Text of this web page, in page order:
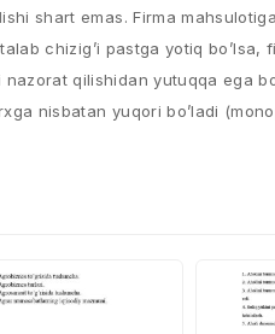
shart emas. Firma
chizig’i pastga yotiq
qilishidan yutuqqa ega
nisbatan yuqori bo’ladi